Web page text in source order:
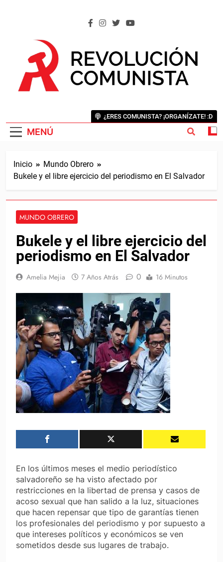
MENÚ
¿ERES COMUNISTA? ¡ORGANÍZATE! :D
Inicio
Mundo Obrero
Bukele y el libre ejercicio del periodismo en El Salvador
MUNDO OBRERO
Bukele y el libre ejercicio del
periodismo en El Salvador
Amelia Mejia 7 Años Atrás 0 16 Minutos
En los últimos meses el medio periodístico
salvadoreño se ha visto afectado por
restricciones en la libertad de prensa y casos de
acoso sexual que han salido a la luz, situaciones
que hacen repensar que tipo de garantías tienen
los profesionales del periodismo y por supuesto a
que intereses políticos y económicos se ven
sometidos desde sus lugares de trabajo.